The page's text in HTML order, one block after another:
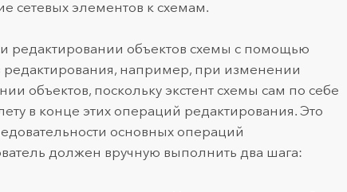
сетевых элементов к схемам.
редактировании объектов схемы с помощью
редактирования, например, при изменении
объектов, поскольку экстент схемы сам по себе
в конце этих операций редактирования. Это
основных операций
должен вручную выполнить два шага: